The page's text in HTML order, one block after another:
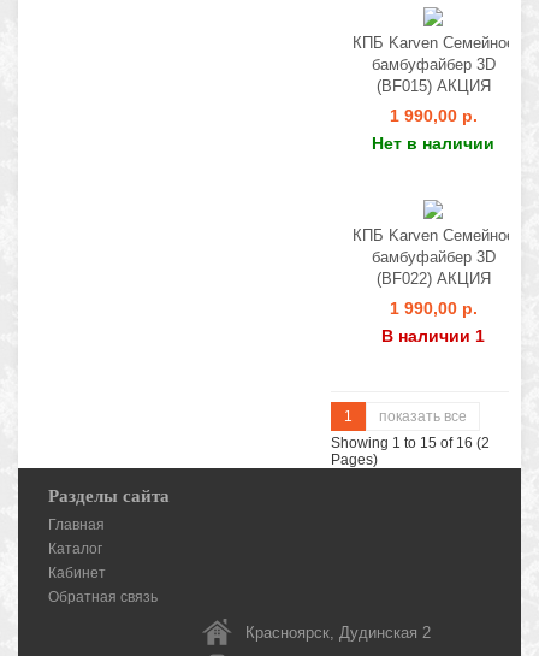
КПБ Karven Семейное
бамбуфайбер 3D
(BF015) АКЦИЯ
1 990,00 р.
Нет в наличии
КПБ Karven Семейное
бамбуфайбер 3D
(BF022) АКЦИЯ
1 990,00 р.
В наличии 1
1
показать все
Showing 1 to 15 of 16 (2
Pages)
Разделы сайта
Главная
Каталог
Кабинет
Обратная связь
Красноярск, Дудинская 2